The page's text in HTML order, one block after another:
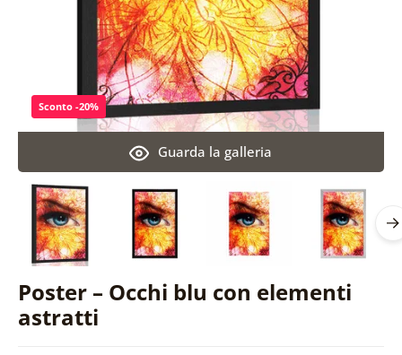
Poster – Occhi blu con elementi
astratti
Guarda la galleria
Sconto -20%